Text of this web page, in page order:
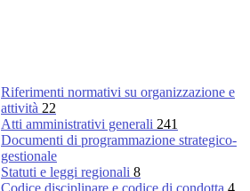
Riferimenti normativi su organizzazione e
attività 22
Atti amministrativi generali 241
Documenti di programmazione strategico-
gestionale
Statuti e leggi regionali 8